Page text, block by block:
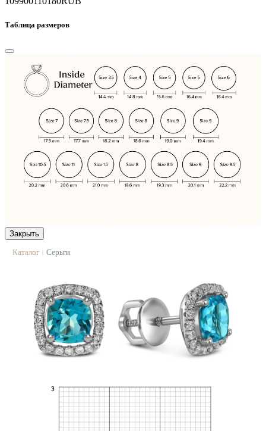
Таблица размеров
Закрыть
Каталог | Серьги